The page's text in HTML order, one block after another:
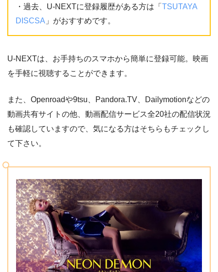
・過去、U-NEXTに登録履歴がある方は「 TSUTAYA
DISCSA 」がおすすめです。
U-NEXTは、お手持ちのスマホから簡単に登録可能。映画
を手軽に視聴することができます。
また、Openroadや9tsu、Pandora.TV、Dailymotionなどの
動画共有サイトの他、動画配信サービス全20社の配信状況
も確認していますので、気になる方はそちらもチェックし
て下さい。